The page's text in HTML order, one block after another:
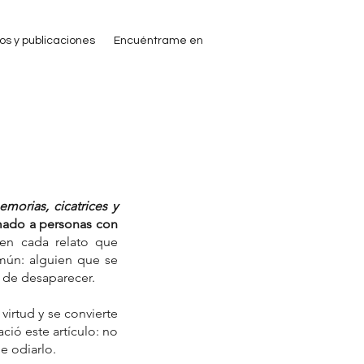
y publicaciones Encuéntrame en
cicatrices y
a personas con
cada relato que
alguien que se
desaparecer.
y se convierte
este artículo: no
odiarlo.